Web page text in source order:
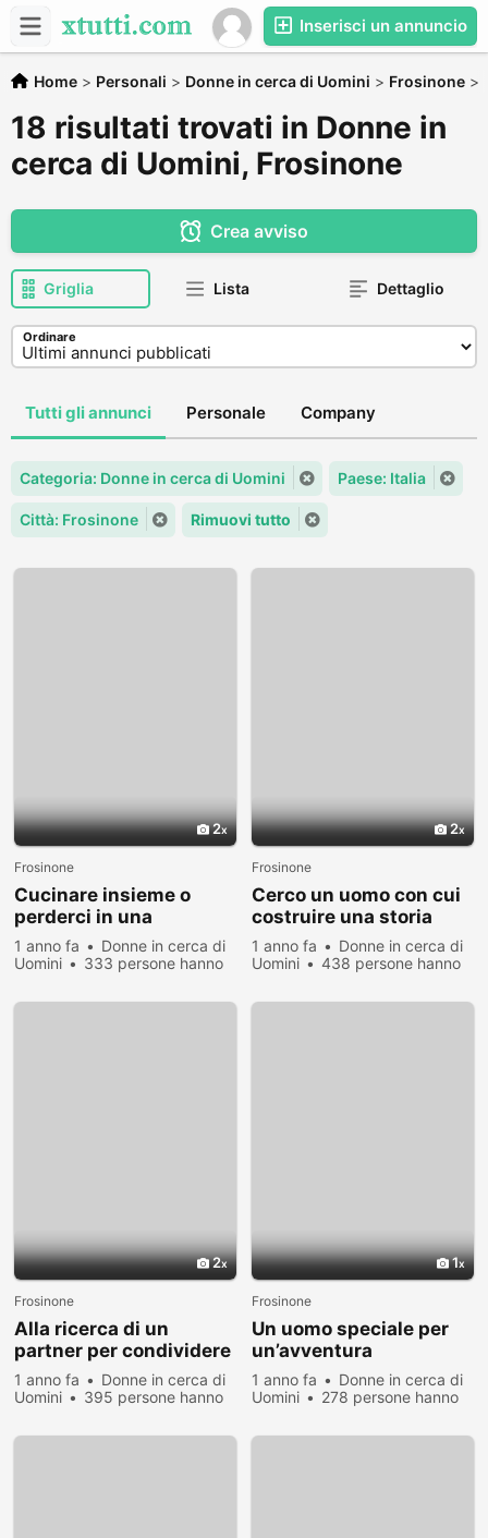
Inserisci un annuncio
Home > Personali > Donne in cerca di Uomini > Frosinone >
18 risultati trovati in Donne in
cerca di Uomini, Frosinone
Crea avviso
Griglia Lista Dettaglio
Ordinare
Tutti gli annunci Personale Company
Categoria: Donne in cerca di Uomini Paese: Italia
Città: Frosinone Rimuovi tutto
2
Frosinone
Cucinare insieme o
perderci in una
conversazione?
1 anno fa
Donne in cerca di
Uomini
333 persone hanno
2
Frosinone
Cerco un uomo con cui
costruire una storia
unica
1 anno fa
Donne in cerca di
Uomini
438 persone hanno
2
Frosinone
Alla ricerca di un
partner per condividere
felicità e sogni
1 anno fa
Donne in cerca di
Uomini
395 persone hanno
1
Frosinone
Un uomo speciale per
un’avventura
emozionante
1 anno fa
Donne in cerca di
Uomini
278 persone hanno